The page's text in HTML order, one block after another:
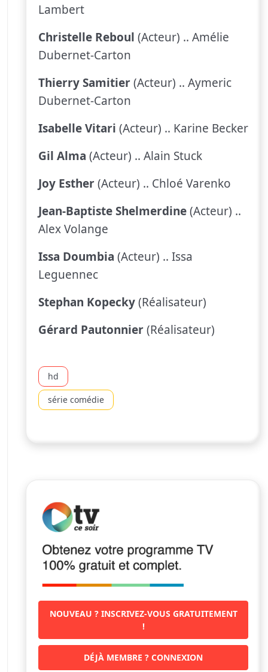
Lambert
Christelle Reboul (Acteur) .. Amélie
Dubernet-Carton
Thierry Samitier(Acteur) .. Aymeric
Dubernet-Carton
Isabelle Vitari (Acteur) .. Karine Becker
Gil Alma (Acteur) .. Alain Stuck
Joy Esther(Acteur) .. Chloé Varenko
Jean-Baptiste Shelmerdine(Acteur) ..
Alex Volange
Issa Doumbia (Acteur) .. Issa
Leguennec
Stephan Kopecky(Réalisateur)
Gérard Pautonnier(Réalisateur)
hd
série comédie
NOUVEAU ? INSCRIVEZ-VOUS GRATUITEMENT
!
DÉJÀ MEMBRE ? CONNEXION